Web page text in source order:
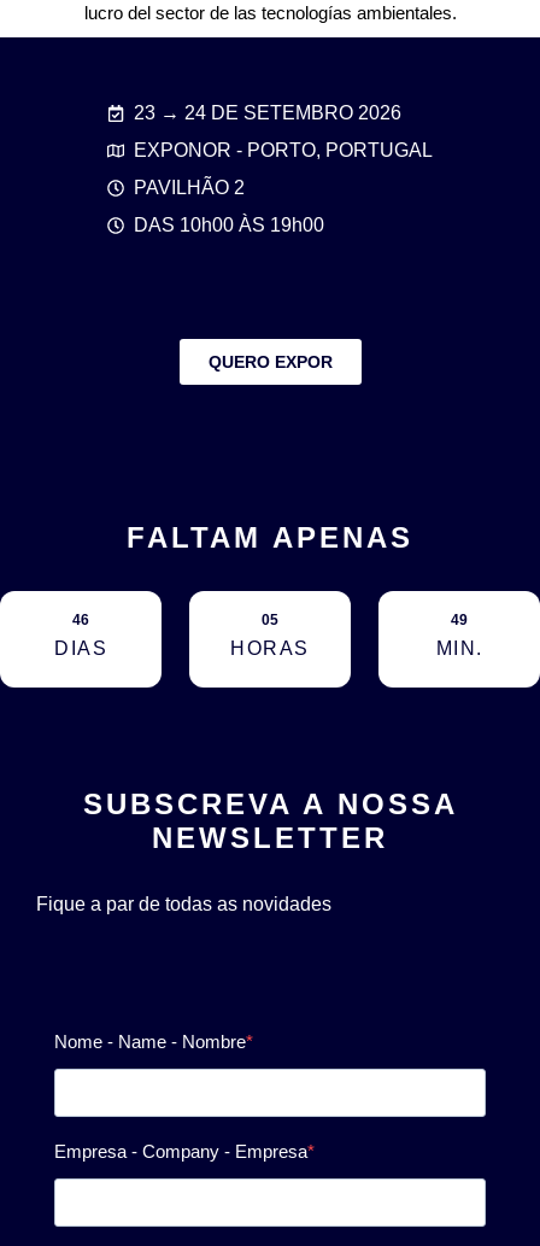
lucro del sector de las tecnologías ambientales.
23 → 24 DE SETEMBRO 2026
EXPONOR - PORTO, PORTUGAL
PAVILHÃO 2
DAS 10h00 ÀS 19h00
QUERO EXPOR
FALTAM APENAS
46
DIAS
05
HORAS
49
MIN.
SUBSCREVA A NOSSA
NEWSLETTER
Fique a par de todas as novidades